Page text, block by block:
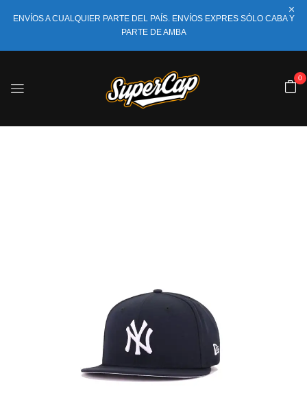
ENVÍOS A CUALQUIER PARTE DEL PAÍS. ENVÍOS EXPRES SÓLO CABA Y
PARTE DE AMBA
0